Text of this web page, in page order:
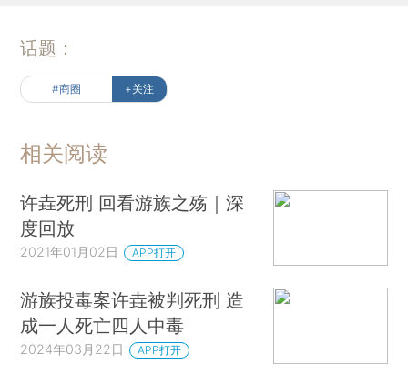
话题：
#商圈 +关注
相关阅读
许垚死刑 回看游族之殇｜深
度回放
2021年01月02日 APP打开
游族投毒案许垚被判死刑 造
成一人死亡四人中毒
2024年03月22日 APP打开